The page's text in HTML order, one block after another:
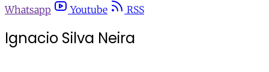
Whatsapp
Youtube RSS
Ignacio Silva Neira